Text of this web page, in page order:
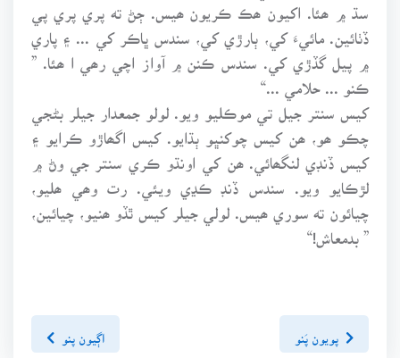
سڌ ۾ ھئا. اکيون ھڪ ڪريون ھيس. ڄڻ ته پري پري پي
ڏٺائين. مائيءَ کي، ٻارڙي کي، سندس ڀاڪر کي ... ۽ پاري
۾ پيل گڏڙي کي. سندس ڪنن ۾ آواز اچي رھي ا ھئا. ”
ڪنو ... حلامي ...“
کيس سنتر جيل تي موڪليو ويو. لولو جمعدار جيلر بڻجي
چڪو ھو، ھن کيس چوکنڀو ٻڌايو. کيس اگھاڙو ڪرايو ۽
کيس ڏنڊي لنگھائي. ھن کي اونڌو ڪري سنتر جي وڻ ۾
لڙڪايو ويو. سندس ڏنڊ ڪڍي ويئي. رت وھي ھليو،
چيائون ته سوري ھيس. لولي جيلر کيس ٿڏو ھنيو، چيائين،
” بدمعاش!“
اڳيون پنو